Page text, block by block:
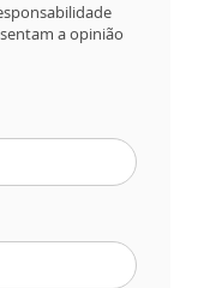
a opinião